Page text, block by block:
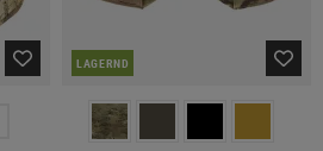
LAGERND